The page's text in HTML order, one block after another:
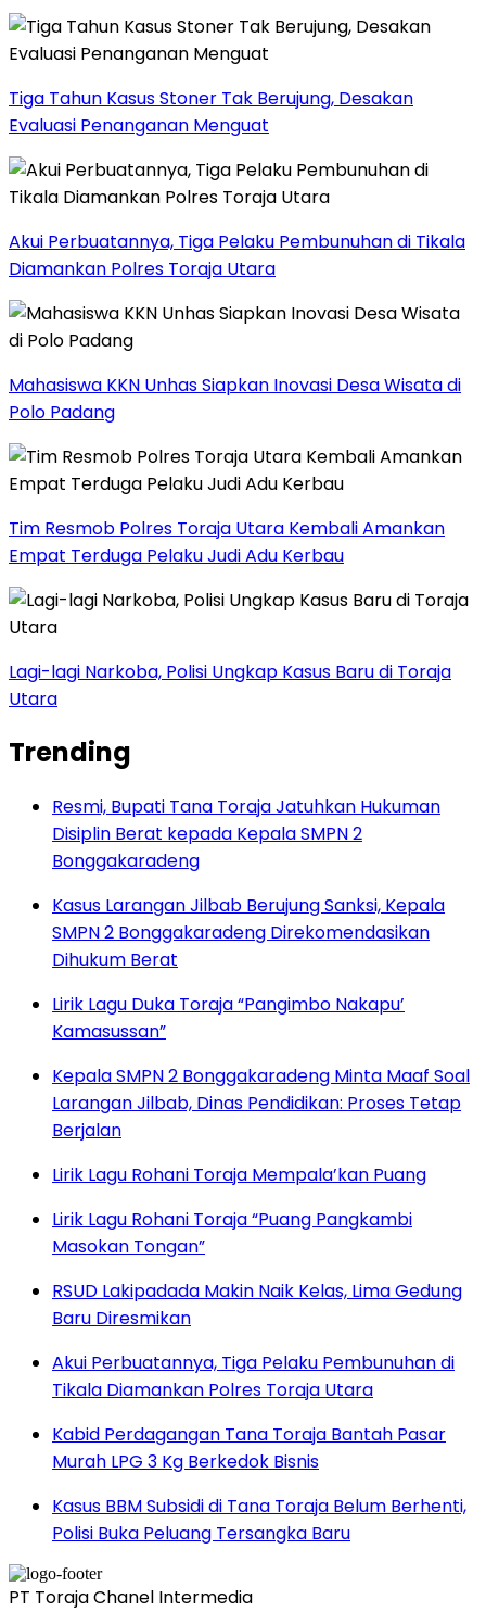
Tiga Tahun Kasus Stoner Tak Berujung, Desakan
Evaluasi Penanganan Menguat
Akui Perbuatannya, Tiga Pelaku Pembunuhan di Tikala
Diamankan Polres Toraja Utara
Mahasiswa KKN Unhas Siapkan Inovasi Desa Wisata di
Polo Padang
Tim Resmob Polres Toraja Utara Kembali Amankan
Empat Terduga Pelaku Judi Adu Kerbau
Lagi-lagi Narkoba, Polisi Ungkap Kasus Baru di Toraja
Utara
Trending
Resmi, Bupati Tana Toraja Jatuhkan Hukuman
Disiplin Berat kepada Kepala SMPN 2
Bonggakaradeng
Kasus Larangan Jilbab Berujung Sanksi, Kepala
SMPN 2 Bonggakaradeng Direkomendasikan
Dihukum Berat
Lirik Lagu Duka Toraja “Pangimbo Nakapu’
Kamasussan”
Kepala SMPN 2 Bonggakaradeng Minta Maaf Soal
Larangan Jilbab, Dinas Pendidikan: Proses Tetap
Berjalan
Lirik Lagu Rohani Toraja Mempala’kan Puang
Lirik Lagu Rohani Toraja “Puang Pangkambi
Masokan Tongan”
RSUD Lakipadada Makin Naik Kelas, Lima Gedung
Baru Diresmikan
Akui Perbuatannya, Tiga Pelaku Pembunuhan di
Tikala Diamankan Polres Toraja Utara
Kabid Perdagangan Tana Toraja Bantah Pasar
Murah LPG 3 Kg Berkedok Bisnis
Kasus BBM Subsidi di Tana Toraja Belum Berhenti,
Polisi Buka Peluang Tersangka Baru
PT Toraja Chanel Intermedia